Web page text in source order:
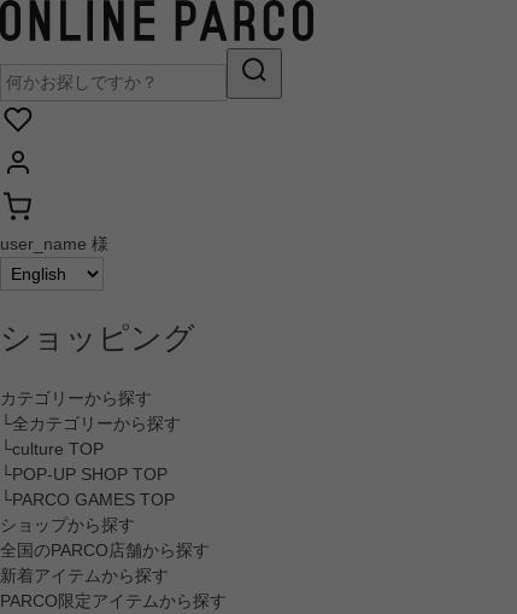
user_name 様
ショッピング
カテゴリーから探す
└全カテゴリーから探す
└culture TOP
└POP-UP SHOP TOP
└PARCO GAMES TOP
ショップから探す
全国のPARCO店舗から探す
新着アイテムから探す
PARCO限定アイテムから探す